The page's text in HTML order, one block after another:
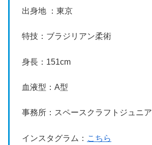
出身地 ：東京
特技：ブラジリアン柔術
身長：151cm
血液型：A型
事務所：スペースクラフトジュニア
インスタグラム： こちら